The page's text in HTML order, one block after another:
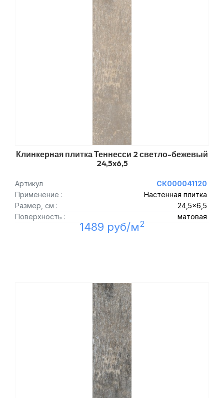
Клинкерная плитка Теннесси 2 светло-бежевый
24,5x6,5
Артикул
СК000041120
Применение :
Настенная плитка
Размер, см :
24,5x6,5
Поверхность :
матовая
1489 руб/м2